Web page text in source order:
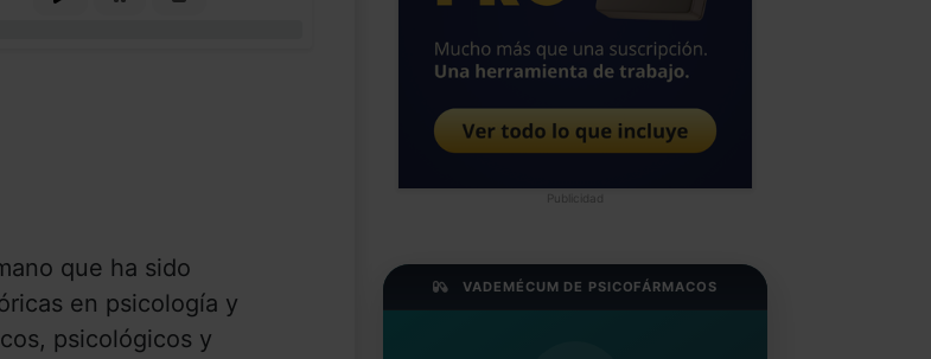
que ha sido
en psicología y
psicológicos y
Publicidad
VADEMÉCUM DE PSICOFÁRMACOS